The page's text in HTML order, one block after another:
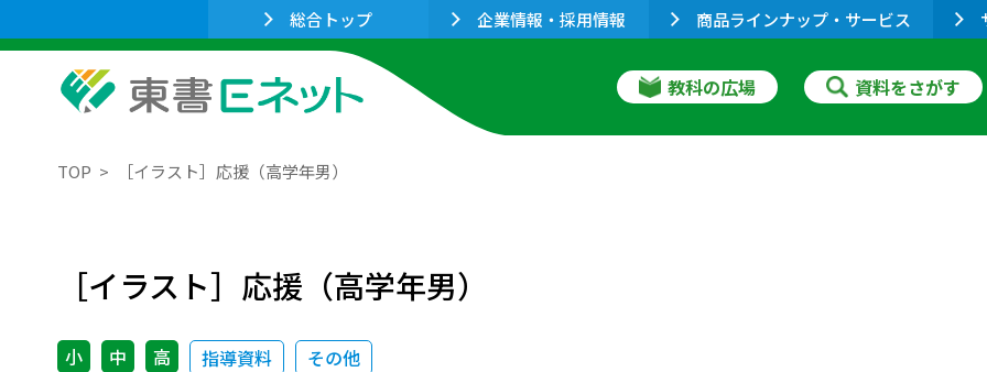
総合トップ 企業情報・採用情報 商品ラインナップ・サービス
教科の広場 資料をさがす
TOP ［イラスト］応援（高学年男）
［イラスト］応援（高学年男）
小 中 高 指導資料 その他